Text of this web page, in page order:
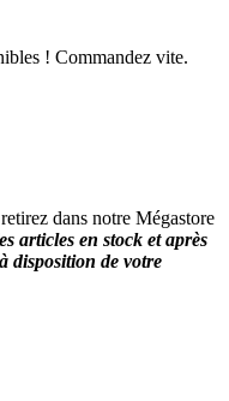
! Commandez vite.
dans notre Mégastore
articles en stock et après
disposition de votre